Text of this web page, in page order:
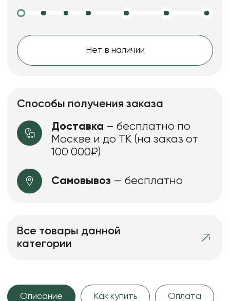
Нет в наличии
Способы получения заказа
Доставка – бесплатно по
Москве и до ТК (на заказ от
100 000₽)
Самовывоз — бесплатно
Все товары данной
категории
Описание Как купить Оплата